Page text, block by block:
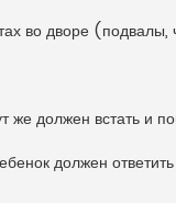
во дворе
должен встать и
должен